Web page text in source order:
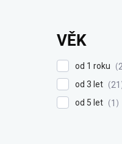
VĚK
od 1 roku
od 3 let
21
od 5 let
1